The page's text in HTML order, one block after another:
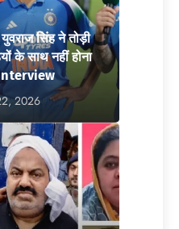
सिंह ने तोड़ी
के साथ नहीं होना
2026